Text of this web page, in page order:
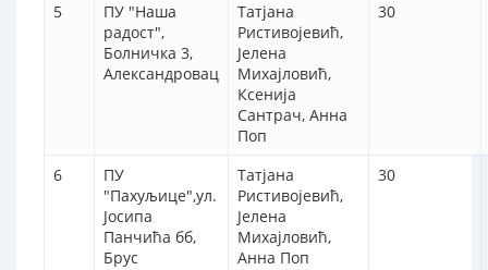
5
ПУ "Наша
радост",
Болничка 3,
Александровац
Татјана
Ристивојевић,
Јелена
Михајловић,
Ксенија
Сантрач, Анна
Поп
30
6
ПУ
"Пахуљице",ул.
Јосипа
Панчића бб,
Брус
Татјана
Ристивојевић,
Јелена
Михајловић,
Анна Поп
30